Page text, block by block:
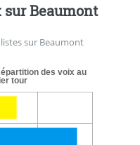
Beaumont
sur Beaumont
des voix au
tour